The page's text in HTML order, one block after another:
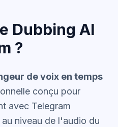
Dubbing AI
?
de voix en temps
conçu pour
avec Telegram
niveau de l'audio du